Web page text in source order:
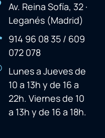
Av. Reina Sofía, 32 ·
Leganés (Madrid)
914 96 08 35 / 609
072 078
Lunes a Jueves de
10 a 13h y de 16 a
22h. Viernes de 10
a 13h y de 16 a 18h.